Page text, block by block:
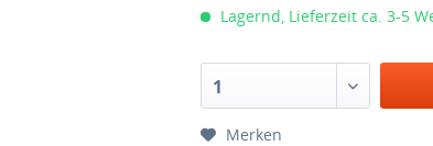
Lagernd, Lieferzeit ca. 3-5
1
Merken